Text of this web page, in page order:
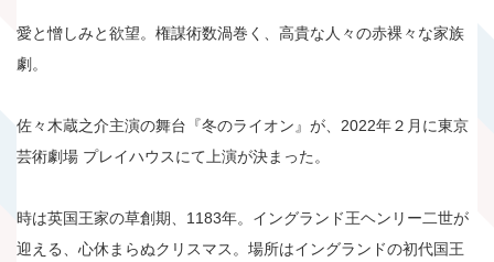
愛と憎しみと欲望。権謀術数渦巻く、高貴な人々の赤裸々な家族
劇。
佐々木蔵之介主演の舞台『冬のライオン』が、2022年２月に東京
芸術劇場 プレイハウスにて上演が決まった。
時は英国王家の草創期、1183年。イングランド王ヘンリー二世が
迎える、心休まらぬクリスマス。場所はイングランドの初代国王